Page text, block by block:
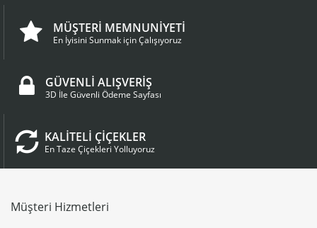
MÜŞTERİ MEMNUNİYETİ
En İyisini Sunmak için Çalışıyoruz
GÜVENLİ ALIŞVERİŞ
3D İle Güvenli Ödeme Sayfası
KALİTELİ ÇİÇEKLER
En Taze Çiçekleri Yolluyoruz
Müşteri Hizmetleri